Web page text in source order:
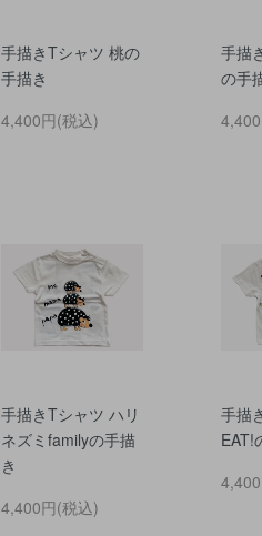
手描きTシャツ 桃の
手描き
4,400円(税込)
手描
の手
手描きTシャツ ハリ
ネズミfamilyの手描
き
4,400円(税込)
手描
EAT!